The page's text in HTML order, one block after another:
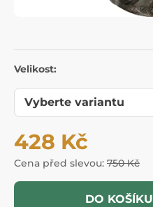
Velikost:
428 Kč
Cena před slevou: 750 Kč
DO KOŠÍKU